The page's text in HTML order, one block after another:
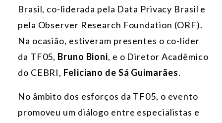
Brasil, co-liderada pela Data Privacy Brasil e
pela Observer Research Foundation (ORF).
Na ocasião, estiveram presentes o co-líder
da TF05, Bruno Bioni, e o Diretor Acadêmico
do CEBRI, Feliciano de Sá Guimarães.
No âmbito dos esforços da TF05, o evento
promoveu um diálogo entre especialistas e